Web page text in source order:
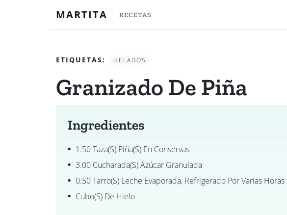
MARTITA RECETAS
ETIQUETAS: HELADOS
Granizado De Piña
Ingredientes
1.50 Taza(s) Piña(s) En Conservas
3.00 Cucharada(s) Azúcar Granulada
0.50 Tarro(s) Leche Evaporada, Refrigerado Por Varias Horas
Cubo(s) De Hielo